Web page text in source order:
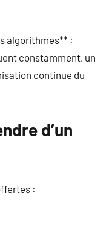
algorithmes** :
constamment, un
continue du
d’un
: